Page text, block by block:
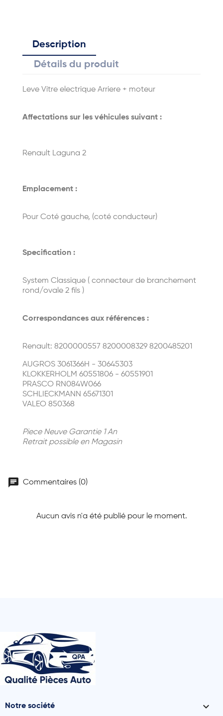
Description
Détails du produit
Leve Vitre electrique Arriere + moteur
Affectations sur les véhicules suivant :
Renault Laguna 2
Emplacement :
Pour Coté gauche, (coté conducteur)
Specification :
System Classique ( connecteur de branchement
rond/ovale 2 fils )
Correspondances aux références :
Renault: 8200000557 8200008329 8200485201
AUGROS 3061366H - 30645303
KLOKKERHOLM 60551806 - 60551901
PRASCO RN084W066
SCHLIECKMANN 65671301
VALEO 850368
Piece Neuve Garantie 1 An
Retrait possible en Magasin
chat Commentaires (0)
Aucun avis n'a été publié pour le moment.
Notre société 